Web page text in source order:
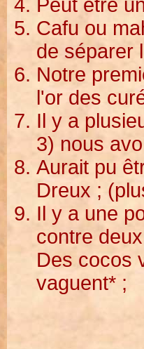
Peut être
Cafu ou
de séparer
Notre
l'or des
Il y a
3) nous
Aurait pu
Dreux ;
Il y a une
contre
Des cocos
vaguent* ;